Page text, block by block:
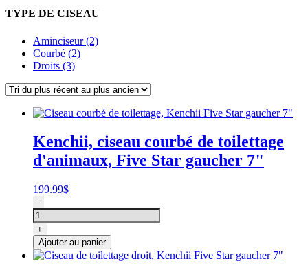
TYPE DE CISEAU
Aminciseur (2)
Courbé (2)
Droits (3)
Kenchii, ciseau courbé de toilettage
d'animaux, Five Star gaucher 7"
199.99$
quantité
de
Ciseau
courbé
de
toilettage,
-
+
Ajouter au panier